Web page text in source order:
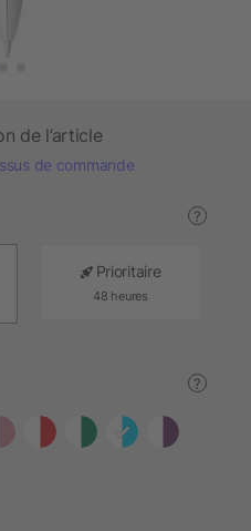
de l’article
de commande
?
Prioritaire
48 heures
?